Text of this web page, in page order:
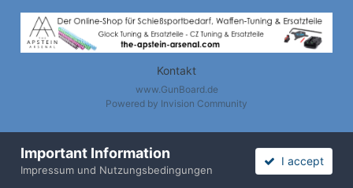
Kontakt
www.GunBoard.de
Powered by Invision Community
Important Information
Impressum und Nutzungsbedingungen
I accept
Nach oben / Back to Top